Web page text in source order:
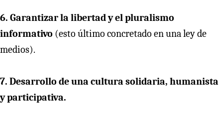
6. Garantizar la libertad y el pluralismo
informativo (esto último concretado en una ley de
medios).
7. Desarrollo de una cultura solidaria, humanista
y participativa.